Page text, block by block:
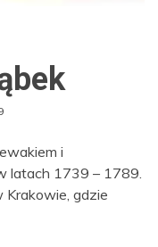
i
latach 1739 – 1789.
Krakowie, gdzie